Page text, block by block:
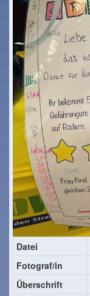
Datei
Fotograf/in
Überschrift